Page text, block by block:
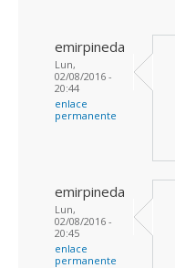
emirpineda
Lun,
02/08/2016 -
20:44
enlace
permanente
emirpineda
Lun,
02/08/2016 -
20:45
enlace
permanente